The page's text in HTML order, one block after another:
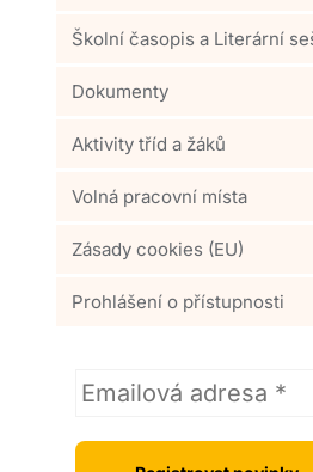
Školní časopis a Literární
Dokumenty
Aktivity tříd a žáků
Volná pracovní místa
Zásady cookies (EU)
Prohlášení o přístupnosti